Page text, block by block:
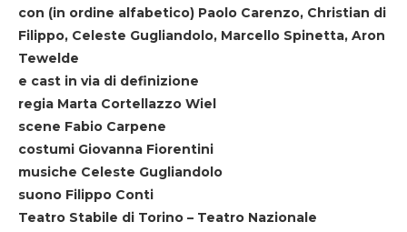
con (in ordine alfabetico) Paolo Carenzo, Christian di
Filippo, Celeste Gugliandolo, Marcello Spinetta, Aron
Tewelde
e cast in via di definizione
regia Marta Cortellazzo Wiel
scene Fabio Carpene
costumi Giovanna Fiorentini
musiche Celeste Gugliandolo
suono Filippo Conti
Teatro Stabile di Torino – Teatro Nazionale